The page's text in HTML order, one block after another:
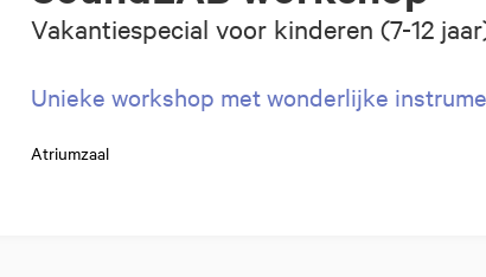
Vakantiespecial voor kinderen (7-12
Unieke workshop met wonderlijke
Atriumzaal